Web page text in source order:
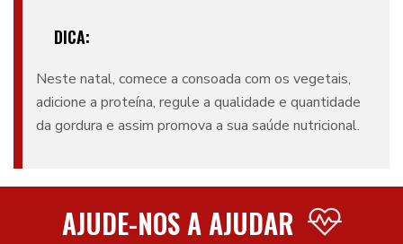
DICA:
Neste natal, comece a consoada com os vegetais,
adicione a proteína, regule a qualidade e quantidade
da gordura e assim promova a sua saúde nutricional.
AJUDE-NOS A AJUDAR